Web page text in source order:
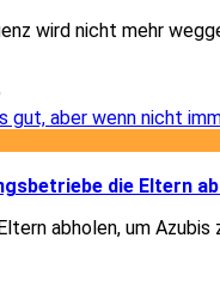
wird nicht mehr
die Eltern
abholen, um